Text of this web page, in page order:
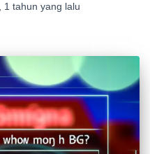
1 tahun yang lalu